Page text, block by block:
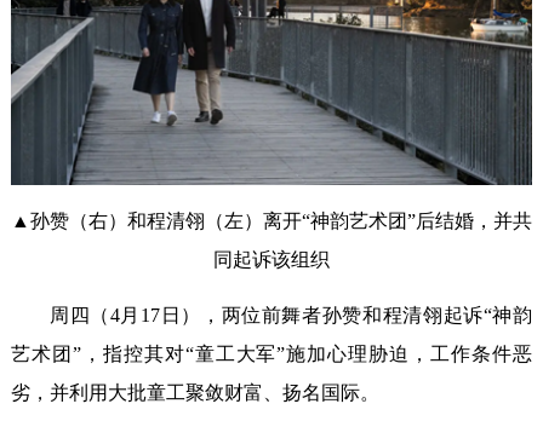
▲孙赞（右）和程清翎（左）离开“神韵艺术团”后结婚，并共
同起诉该组织
周四（4月17日），两位前舞者孙赞和程清翎起诉“神韵
艺术团”，指控其对“童工大军”施加心理胁迫，工作条件恶
劣，并利用大批童工聚敛财富、扬名国际。